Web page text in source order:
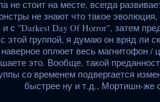
не стоит на месте, всегда
не знают что такое
и с "Darkest Day Of Horror", затем
этой группой, я думаю он вряд ли
оплюет весь магнитофон /
это. Вообще, такой
со временем подвергается
быстрее ну и т.д., Мортишн-же